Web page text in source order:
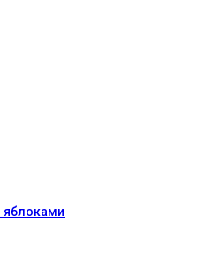
яблоками